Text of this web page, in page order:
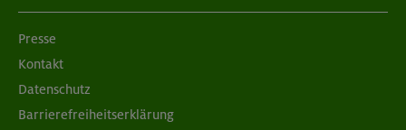
Presse
Kontakt
Datenschutz
Barrierefreiheitserklärung